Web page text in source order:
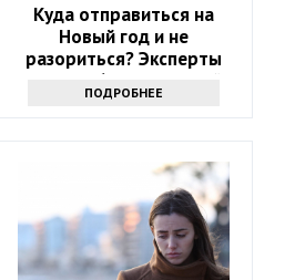
Куда отправиться на
Новый год и не
разориться? Эксперты
назвали 6 направлений
ПОДРОБНЕЕ